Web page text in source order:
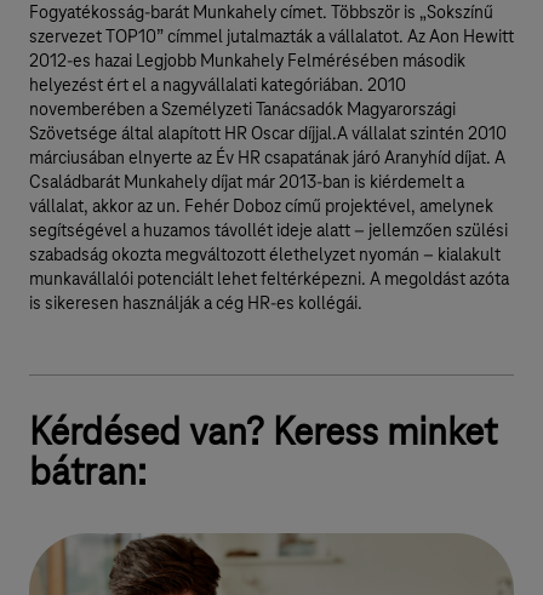
Fogyatékosság-barát Munkahely címet. Többször is „Sokszínű
szervezet TOP10” címmel jutalmazták a vállalatot. Az Aon Hewitt
2012-es hazai Legjobb Munkahely Felmérésében második
helyezést ért el a nagyvállalati kategóriában. 2010
novemberében a Személyzeti Tanácsadók Magyarországi
Szövetsége által alapított HR Oscar díjjal.A vállalat szintén 2010
márciusában elnyerte az Év HR csapatának járó Aranyhíd díjat. A
Családbarát Munkahely díjat már 2013-ban is kiérdemelt a
vállalat, akkor az un. Fehér Doboz című projektével, amelynek
segítségével a huzamos távollét ideje alatt – jellemzően szülési
szabadság okozta megváltozott élethelyzet nyomán – kialakult
munkavállalói potenciált lehet feltérképezni. A megoldást azóta
is sikeresen használják a cég HR-es kollégái.
Kérdésed van? Keress minket
bátran: